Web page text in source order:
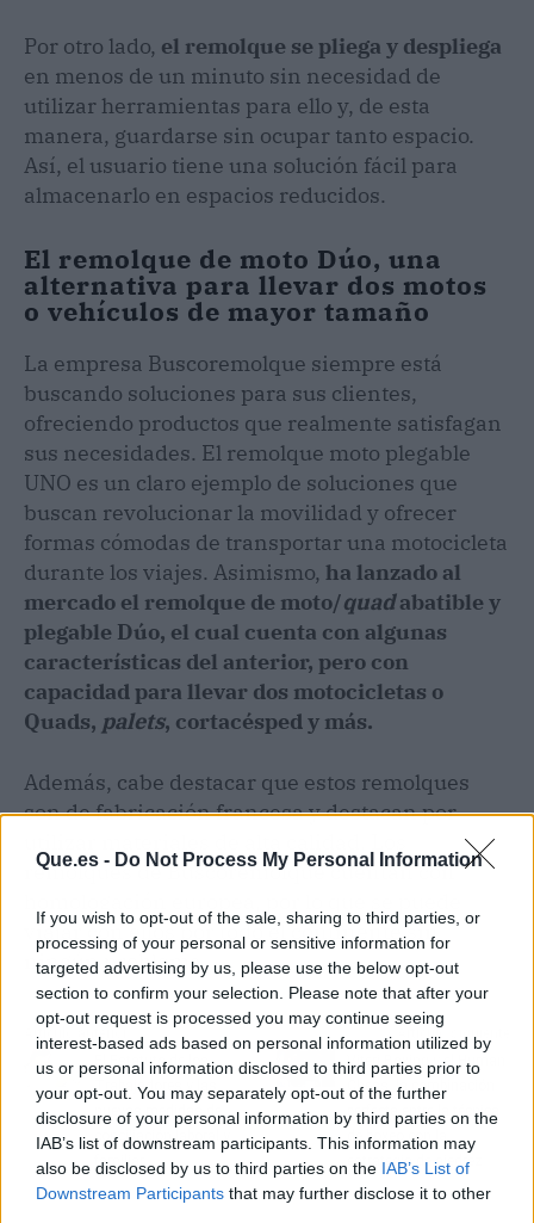
Que.es - Do Not Process My Personal Information
If you wish to opt-out of the sale, sharing to third parties, or
processing of your personal or sensitive information for
targeted advertising by us, please use the below opt-out
section to confirm your selection. Please note that after your
opt-out request is processed you may continue seeing
interest-based ads based on personal information utilized by
us or personal information disclosed to third parties prior to
your opt-out. You may separately opt-out of the further
disclosure of your personal information by third parties on the
IAB’s list of downstream participants. This information may
also be disclosed by us to third parties on the IAB’s List of
Downstream Participants that may further disclose it to other
Por otro lado, el remolque se pliega y despliega
en menos de un minuto sin necesidad de
utilizar herramientas para ello y, de esta
manera, guardarse sin ocupar tanto espacio.
Así, el usuario tiene una solución fácil para
almacenarlo en espacios reducidos.
El remolque de moto Dúo, una
alternativa para llevar dos motos
o vehículos de mayor tamaño
La empresa Buscoremolque siempre está
buscando soluciones para sus clientes,
ofreciendo productos que realmente satisfagan
sus necesidades. El remolque moto plegable
UNO es un claro ejemplo de soluciones que
buscan revolucionar la movilidad y ofrecer
formas cómodas de transportar una motocicleta
durante los viajes. Asimismo, ha lanzado al
mercado el remolque de moto/quadabatible y
plegable Dúo, el cual cuenta con algunas
características del anterior, pero con
capacidad para llevar dos motocicletas o
Quads, palets, cortacésped y más.
Además, cabe destacar que estos remolques
son de fabricación francesa y destacan por
remolques de Buscoremolque cuentan con
viajar con ellos por todo el continente sin
ningún problema.
Artículo anterior
El Estatuto de los
Trabajadores y las
nuevas medidas de
conciliación laboral y
familiar
Artículo siguiente
Viteri Boxing y el Human
Chess, la combinación
perfecta entre la técnica
de boxeo con la
estrategia de ajedrez